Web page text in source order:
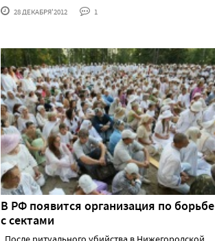
28 ДЕКАБРЯ'2012 1
В РФ появится организация по борьбе
с сектами